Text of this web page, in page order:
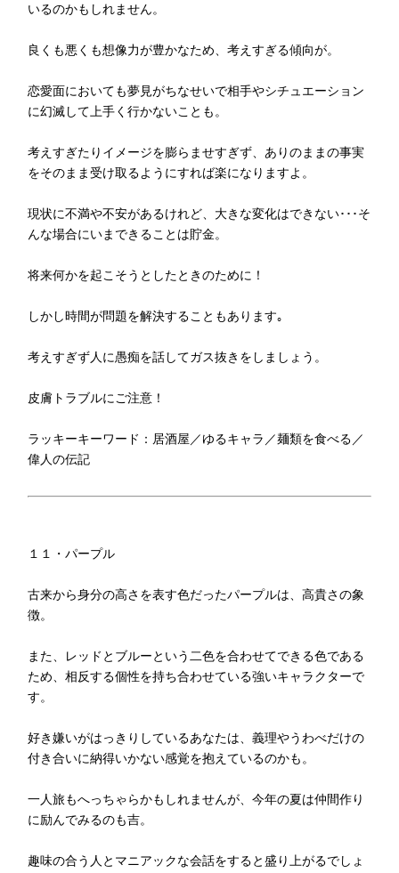
いるのかもしれません。
良くも悪くも想像力が豊かなため、考えすぎる傾向が。
恋愛面においても夢見がちなせいで相手やシチュエーション
に幻滅して上手く行かないことも。
考えすぎたりイメージを膨らませすぎず、ありのままの事実
をそのまま受け取るようにすれば楽になりますよ。
現状に不満や不安があるけれど、大きな変化はできない･･･そ
んな場合にいまできることは貯金。
将来何かを起こそうとしたときのために！
しかし時間が問題を解決することもあります｡
考えすぎず人に愚痴を話してガス抜きをしましょう。
皮膚トラブルにご注意！
ラッキーキーワード：居酒屋／ゆるキャラ／麺類を食べる／
偉人の伝記
１１・パープル
古来から身分の高さを表す色だったパープルは、高貴さの象
徴。
また、レッドとブルーという二色を合わせてできる色である
ため、相反する個性を持ち合わせている強いキャラクターで
す。
好き嫌いがはっきりしているあなたは、義理やうわべだけの
付き合いに納得いかない感覚を抱えているのかも。
一人旅もへっちゃらかもしれませんが、今年の夏は仲間作り
に励んでみるのも吉。
趣味の合う人とマニアックな会話をすると盛り上がるでしょ